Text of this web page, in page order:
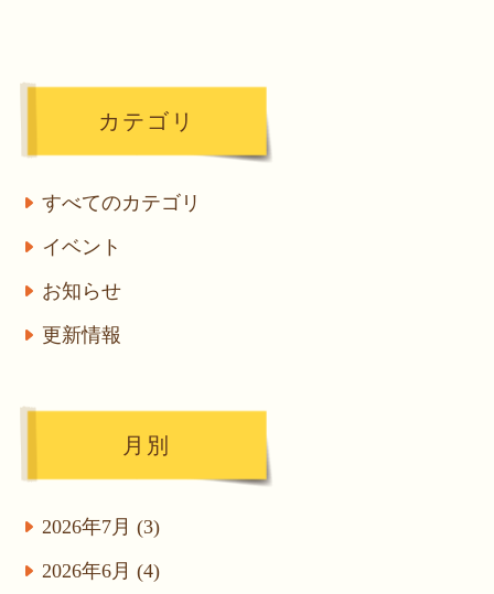
カテゴリ
すべてのカテゴリ
イベント
お知らせ
更新情報
月別
2026年7月 (3)
2026年6月 (4)